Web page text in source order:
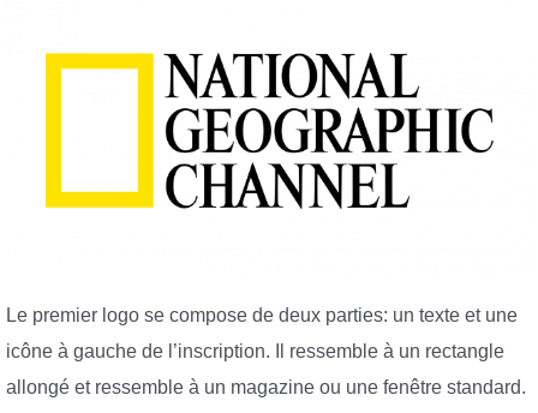
Le premier logo se compose de deux parties: un texte et une
icône à gauche de l’inscription. Il ressemble à un rectangle
allongé et ressemble à un magazine ou une fenêtre standard.